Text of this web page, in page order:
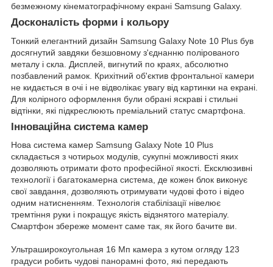
безмежному кінематографічному екрані Samsung Galaxy.
Досконалість форми і кольору
Тонкий елегантний дизайн Samsung Galaxy Note 10 Plus був
досягнутий завдяки безшовному з'єднанню полірованого
металу і скла. Дисплей, вигнутий по краях, абсолютно
позбавлений рамок. Крихітний об'єктив фронтальної камери
не кидається в очі і не відволікає увагу від картинки на екрані.
Для колірного оформлення були обрані яскраві і стильні
відтінки, які підкреслюють преміальний статус смартфона.
Інноваційна система камер
Нова система камер Samsung Galaxy Note 10 Plus
складається з чотирьох модулів, сукупні можливості яких
дозволяють отримати фото професійної якості. Ексклюзивні
технології і багатокамерна система, де кожен блок виконує
свої завдання, дозволяють отримувати чудові фото і відео
одним натисненням. Технологія стабілізації нівелює
тремтіння руки і покращує якість відзнятого матеріалу.
Смартфон збереже момент саме так, як його бачите ви.
Ультраширокоугольная 16 Мп камера з кутом огляду 123
градуси робить чудові панорамні фото, які передають